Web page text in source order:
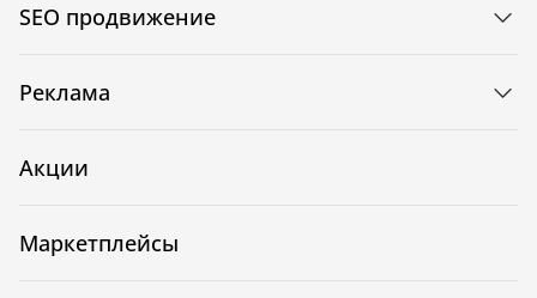
SEO продвижение
Реклама
Акции
Маркетплейсы